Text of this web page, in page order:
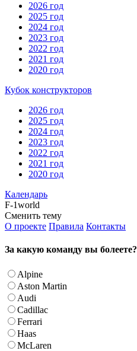
2026 год
2025 год
2024 год
2023 год
2022 год
2021 год
2020 год
Кубок конструкторов
2026 год
2025 год
2024 год
2023 год
2022 год
2021 год
2020 год
Календарь
F-1world
Сменить тему
О проекте Правила Контакты
За какую команду вы болеете?
Alpine
Aston Martin
Audi
Cadillac
Ferrari
Haas
McLaren